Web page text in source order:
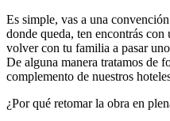
Es simple, vas a una
donde queda, ten encontrás
volver con tu familia a pasar
De alguna manera tratamos de
complemento de nuestros
¿Por qué retomar la obra en